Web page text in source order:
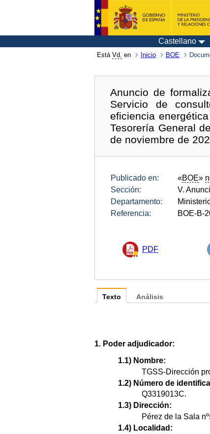
Castellano
Está Vd. en Inicio BOE
Anuncio de
Servicio de
eficiencia
Tesorería General
de noviembre de
Publicado en: «BOE»
Sección:
V.
Departamento:
Referencia:
BOE-B-
PDF
Texto
1. Poder adjudicador:
1.1) Nombre:
TGSS-Dirección
1.2) Número de
Q3319013C.
1.3) Dirección:
Pérez de la Sala
1.4) Localidad:
Análisis